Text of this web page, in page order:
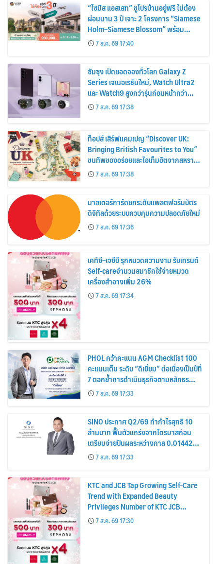
“ไซมิส แอสเสท” ชูโปรบ้านอยู่ฟรี ไม่ต้อง
ผ่อนนาน 3 ปี เจาะ 2 โครงการ “Siamese
Holm–Siamese Blossom” พร้อม
ส่วนลดและสิทธิพิเศษถึง 31 สิงหาคม
2569
7 ส.ค. 69 17:40
ซัมซุง เปิดยอดจองทั่วโลก Galaxy Z
Series เจเนอเรชันใหม่, Watch Ultra2
และ Watch9 สูงกว่ารุ่นก่อนหน้ากว่า
30%7 ส.ค. 69 17:38
ท็อปส์ เสิร์ฟแคมเปญ “Discover UK:
Bringing British Favourites to You”
ขนทัพของอร่อยและไอเท็มฮิตจากสหราช
อาณาจักร ส่งตรงถึงมือตั้งแต่วันนี้ – 18
สิงหาคมนี้
7 ส.ค. 69 17:38
มาสเตอร์การ์ดยกระดับแพลตฟอร์มบัตร
ดิจิทัลด้วยระบบควบคุมความปลอดภัยใหม่
7 ส.ค. 69 17:36
เคทีซี–เจซีบี รุกหมวดความงาม รับเทรนด์
Self-careจำนวนสมาชิกใช้จ่ายหมวด
เครื่องสำอางเพิ่ม 26%
7 ส.ค. 69 17:34
PHOL คว้าคะแนน AGM Checklist 100
คะแนนเต็ม ระดับ “ดีเยี่ยม” ต่อเนื่องเป็นปีที่
7 ตอกย้ำการดำเนินธุรกิจตามหลักธร
รมาภิบาล โปร่งใส สร้างความเชื่อมั่นผู้ถือ
หุ้น
7 ส.ค. 69 17:33
SINO ประกาศ Q2/69 ทำกำไรสุทธิ 10
ล้านบาท ฟื้นตัวแกร่งจากไตรมาสก่อน
เตรียมจ่ายปันผลระหว่างกาล 0.014423
บาทต่อหุ้น ครึ่งปีหลังมุ่งเติบโตต่อเนื่อง
7 ส.ค. 69 17:33
KTC and JCB Tap Growing Self-Care
Trend with Expanded Beauty
Privileges Number of KTC JCB
Cardmembers Spending on
Cosmetics Rises 26%
7 ส.ค. 69 17:30